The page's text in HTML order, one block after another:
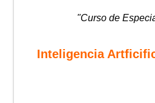
"Curso de
Inteligencia